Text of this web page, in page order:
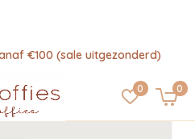
0 0
€100 (sale uitgezonderd)